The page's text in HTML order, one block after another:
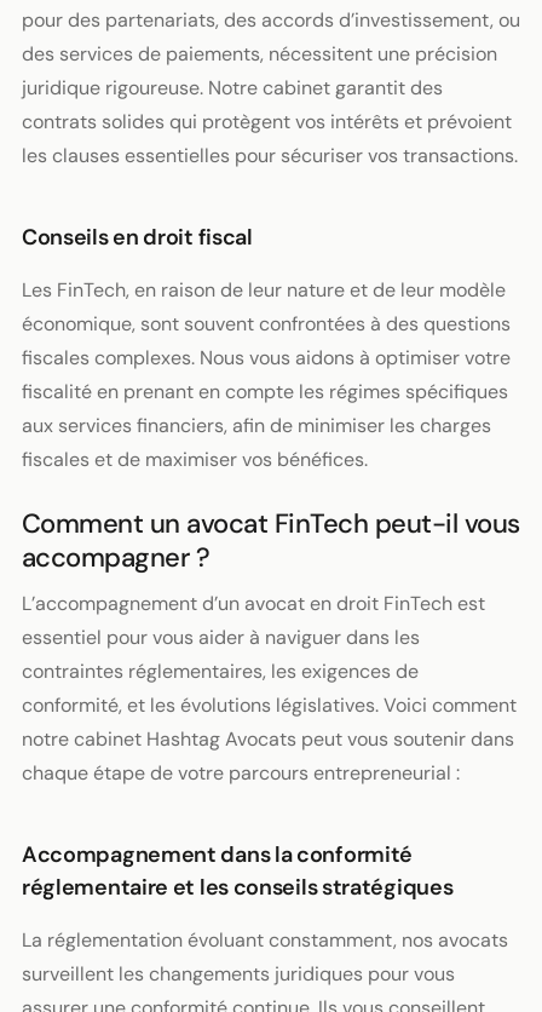
pour des partenariats, des accords d’investissement, ou
des services de paiements, nécessitent une précision
juridique rigoureuse. Notre cabinet garantit des
contrats solides qui protègent vos intérêts et prévoient
les clauses essentielles pour sécuriser vos transactions.
Conseils en droit fiscal
Les FinTech, en raison de leur nature et de leur modèle
économique, sont souvent confrontées à des questions
fiscales complexes. Nous vous aidons à optimiser votre
fiscalité en prenant en compte les régimes spécifiques
aux services financiers, afin de minimiser les charges
fiscales et de maximiser vos bénéfices.
Comment un avocat FinTech peut-il vous
accompagner ?
L’accompagnement d’un avocat en droit FinTech est
essentiel pour vous aider à naviguer dans les
contraintes réglementaires, les exigences de
conformité, et les évolutions législatives. Voici comment
notre cabinet Hashtag Avocats peut vous soutenir dans
chaque étape de votre parcours entrepreneurial :
Accompagnement dans la conformité
réglementaire et les conseils stratégiques
La réglementation évoluant constamment, nos avocats
surveillent les changements juridiques pour vous